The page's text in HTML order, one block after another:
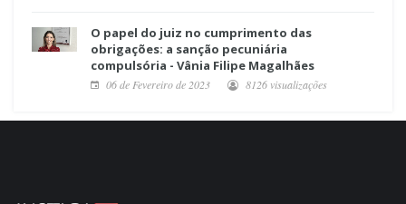
O papel do juiz no cumprimento das
obrigações: a sanção pecuniária
compulsória - Vânia Filipe Magalhães
06 de Fevereiro de 2023 8126 visualizações